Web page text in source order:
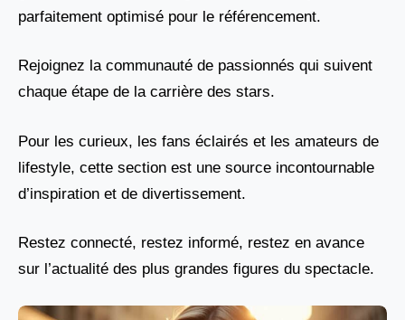
parfaitement optimisé pour le référencement.
Rejoignez la communauté de passionnés qui suivent
chaque étape de la carrière des stars.
Pour les curieux, les fans éclairés et les amateurs de
lifestyle, cette section est une source incontournable
d’inspiration et de divertissement.
Restez connecté, restez informé, restez en avance
sur l’actualité des plus grandes figures du spectacle.